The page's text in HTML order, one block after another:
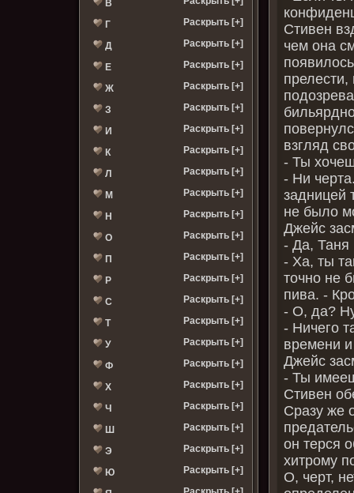
В
Г Раскрыть [+]
Д Раскрыть [+]
Е Раскрыть [+]
Ж Раскрыть [+]
З Раскрыть [+]
И Раскрыть [+]
К Раскрыть [+]
Л Раскрыть [+]
М Раскрыть [+]
Н Раскрыть [+]
О Раскрыть [+]
П Раскрыть [+]
Р Раскрыть [+]
С Раскрыть [+]
Т Раскрыть [+]
У Раскрыть [+]
Ф Раскрыть [+]
Х Раскрыть [+]
Ч Раскрыть [+]
Ш Раскрыть [+]
Э Раскрыть [+]
Ю Раскрыть [+]
Стивен
чем она
взгляд
- Ты
- Ни
задницей
не было
Джейс
- Да, Таня
- Ха, ты
точно не
пива. -
- О, да?
- Ничего
времени
Джейс
- Ты
Стивен
Сразу же
он терся
хитрому
О, черт,